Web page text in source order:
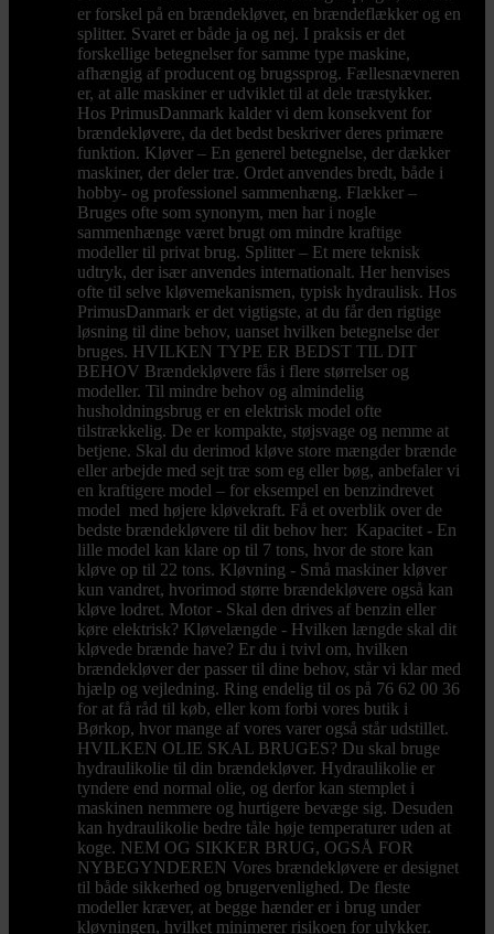
er forskel på en brændekløver, en brændeflækker og en
splitter. Svaret er både ja og nej. I praksis er det
forskellige betegnelser for samme type maskine,
afhængig af producent og brugssprog. Fællesnævneren
er, at alle maskiner er udviklet til at dele træstykker.
Hos PrimusDanmark kalder vi dem konsekvent for
brændekløvere, da det bedst beskriver deres primære
funktion. Kløver – En generel betegnelse, der dækker
maskiner, der deler træ. Ordet anvendes bredt, både i
hobby- og professionel sammenhæng. Flækker –
Bruges ofte som synonym, men har i nogle
sammenhænge været brugt om mindre kraftige
modeller til privat brug. Splitter – Et mere teknisk
udtryk, der især anvendes internationalt. Her henvises
ofte til selve kløvemekanismen, typisk hydraulisk. Hos
PrimusDanmark er det vigtigste, at du får den rigtige
løsning til dine behov, uanset hvilken betegnelse der
bruges. HVILKEN TYPE ER BEDST TIL DIT
BEHOV Brændekløvere fås i flere størrelser og
modeller. Til mindre behov og almindelig
husholdningsbrug er en elektrisk model ofte
tilstrækkelig. De er kompakte, støjsvage og nemme at
betjene. Skal du derimod kløve store mængder brænde
eller arbejde med sejt træ som eg eller bøg, anbefaler vi
en kraftigere model – for eksempel en benzindrevet
model med højere kløvekraft. Få et overblik over de
bedste brændekløvere til dit behov her: Kapacitet - En
lille model kan klare op til 7 tons, hvor de store kan
kløve op til 22 tons. Kløvning - Små maskiner kløver
kun vandret, hvorimod større brændekløvere også kan
kløve lodret. Motor - Skal den drives af benzin eller
køre elektrisk? Kløvelængde - Hvilken længde skal dit
kløvede brænde have? Er du i tvivl om, hvilken
brændekløver der passer til dine behov, står vi klar med
hjælp og vejledning. Ring endelig til os på 76 62 00 36
for at få råd til køb, eller kom forbi vores butik i
Børkop, hvor mange af vores varer også står udstillet.
HVILKEN OLIE SKAL BRUGES? Du skal bruge
hydraulikolie til din brændekløver. Hydraulikolie er
tyndere end normal olie, og derfor kan stemplet i
maskinen nemmere og hurtigere bevæge sig. Desuden
kan hydraulikolie bedre tåle høje temperaturer uden at
koge. NEM OG SIKKER BRUG, OGSÅ FOR
NYBEGYNDEREN Vores brændekløvere er designet
til både sikkerhed og brugervenlighed. De fleste
modeller kræver, at begge hænder er i brug under
kløvningen, hvilket minimerer risikoen for ulykker.